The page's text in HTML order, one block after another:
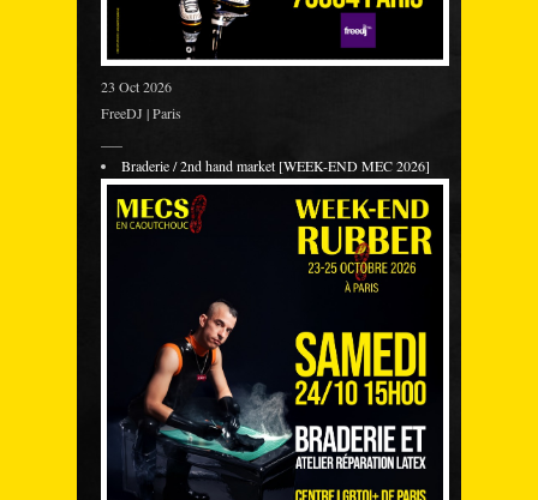
23 Oct 2026
FreeDJ | Paris
Braderie / 2nd hand market [WEEK-END MEC 2026]